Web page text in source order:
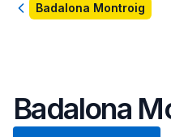
RetourBadalona Montroig
Badalona